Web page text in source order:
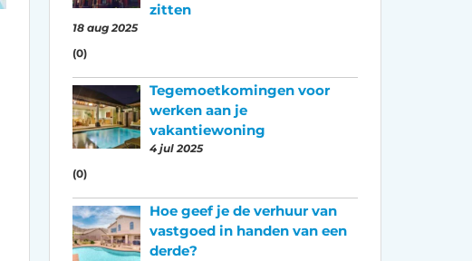
zitten
18 aug 2025
(0)
Tegemoetkomingen voor
werken aan je
vakantiewoning
4 jul 2025
(0)
Hoe geef je de verhuur van
vastgoed in handen van een
derde?